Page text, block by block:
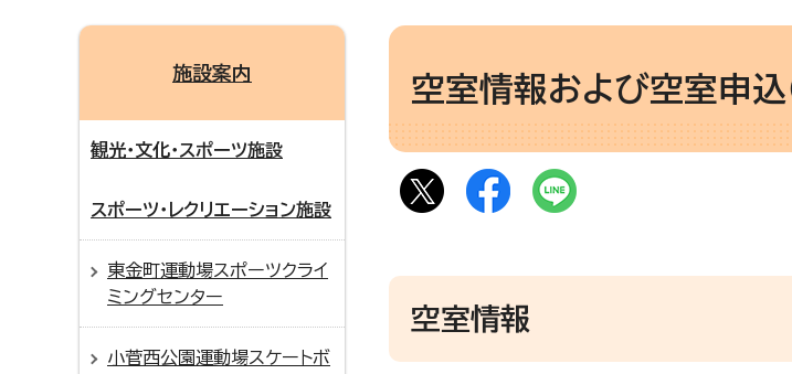
空室情報および空室申込
空室情報
施設案内
観光・文化・スポーツ施設
スポーツ・レクリエーション施設
東金町運動場スポーツクライ
ミングセンター
小菅西公園運動場スケートボ